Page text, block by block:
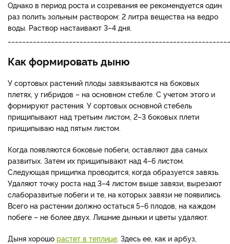
Однако в период роста и созревания ее рекомендуется один
раз полить зольным раствором: 2 литра вещества на ведро
воды. Раствор настаивают 3–4 дня.
Как формировать дыню
У сортовых растений плоды завязываются на боковых
плетях, у гибридов – на основном стебле. С учетом этого и
формируют растения. У сортовых основной стебель
прищипывают над третьим листом, 2–3 боковых плети
прищипываю над пятым листом.
Когда появляются боковые побеги, оставляют два самых
развитых. Затем их прищипывают над 4–6 листом.
Следующая прищипка проводится, когда образуется завязь.
Удаляют точку роста над 3–4 листом выше завязи, вырезают
слаборазвитые побеги и те, на которых завязи не появились.
Всего на растении должно остаться 5–6 плодов, на каждом
побеге – не более двух. Лишние дыньки и цветы удаляют.
Дыня хорошо растет в теплице. Здесь ее, как и арбуз,